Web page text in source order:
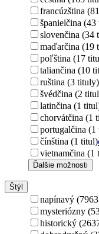
francúzština
španielčina
slovenčina (34
maďarčina (19
poľština (17
taliančina (10
ruština (3 tituly)
švédčina (2
latinčina (1
chorvátčina (1
portugalčina (1
čínština (1 titul)
vietnamčina (1
Ďalšie možnosti
Štýl
napínavý
mysteriózny
historický